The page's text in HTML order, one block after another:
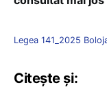
Legea 141_2025
Citește și: